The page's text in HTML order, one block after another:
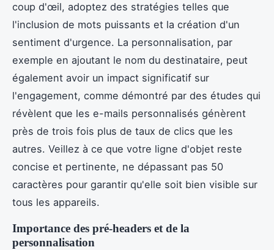
coup d'œil, adoptez des stratégies telles que
l'inclusion de mots puissants et la création d'un
sentiment d'urgence. La personnalisation, par
exemple en ajoutant le nom du destinataire, peut
également avoir un impact significatif sur
l'engagement, comme démontré par des études qui
révèlent que les e-mails personnalisés génèrent
près de trois fois plus de taux de clics que les
autres. Veillez à ce que votre ligne d'objet reste
concise et pertinente, ne dépassant pas 50
caractères pour garantir qu'elle soit bien visible sur
tous les appareils.
Importance des pré-headers et de la
personnalisation